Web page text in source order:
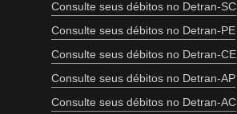
Consulte seus débitos no Detran-SC
Consulte seus débitos no Detran-PE
Consulte seus débitos no Detran-CE
Consulte seus débitos no Detran-AP
Consulte seus débitos no Detran-AC